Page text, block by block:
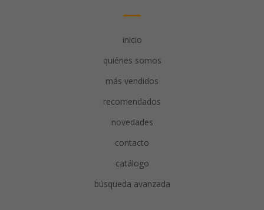
inicio
quiénes somos
más vendidos
recomendados
novedades
contacto
catálogo
búsqueda avanzada